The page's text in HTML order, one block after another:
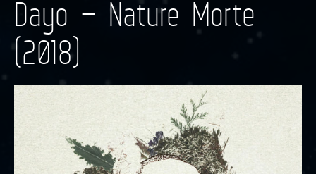
Dayo – Nature Morte
(2018)